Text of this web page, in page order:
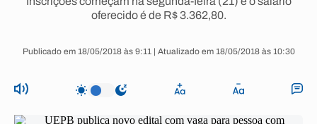
oferecido é de R$ 3.362,80.
Publicado em 18/05/2018 às 9:11 | Atualizado em 18/05/2018 às 10:30